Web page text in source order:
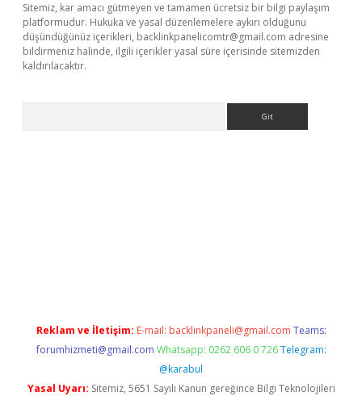
Sitemiz, kar amacı gütmeyen ve tamamen ücretsiz bir bilgi paylaşım
platformudur. Hukuka ve yasal düzenlemelere aykırı olduğunu
düşündüğünüz içerikleri, backlinkpanelicomtr@gmail.com adresine
bildirmeniz halinde, ilgili içerikler yasal süre içerisinde sitemizden
kaldırılacaktır.
Reklam ve İletişim: E-mail: backlinkpaneli@gmail.com Teams:
forumhizmeti@gmail.com Whatsapp: 0262 606 0 726 Telegram:
@karabul
Yasal Uyarı: Sitemiz, 5651 Sayılı Kanun gereğince Bilgi Teknolojileri